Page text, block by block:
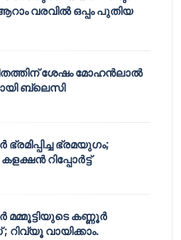
വരവിൽ ഒപ്പം പുതിയ
ശേഷം മോഹൻലാൽ
ബ്ലെസി
ഭ്രമിപ്പിച്ച ഭ്രമയുഗം;
റിപ്പോർട്ട്
മമ്മൂട്ടിയുടെ കണ്ണൂർ
വായിക്കാം.